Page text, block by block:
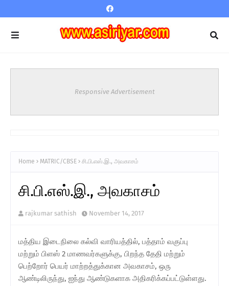
Responsive Advertisement
Home MATRIC/CBSE சி.பி.எஸ்.இ., அவகாசம்
சி.பி.எஸ்.இ., அவகாசம்
rajkumar sathish November 14, 2017
மத்திய இடைநிலை கல்வி வாரியத்தில், பத்தாம் வகுப்பு
மற்றும் பிளஸ் 2 மாணவர்களுக்கு, பிறந்த தேதி மற்றும்
பெற்றோர் பெயர் மாற்றத்துக்கான அவகாசம், ஒரு
ஆண்டிலிருந்து, ஐந்து ஆண்டுகளாக அதிகரிக்கப்பட்டுள்ளது.